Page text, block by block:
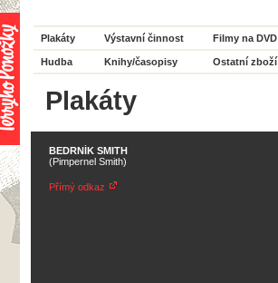
Plakáty Výstavní činnost Filmy na DVD
Hudba Knihy/časopisy Ostatní zboží
Plakáty
BEDRNÍK SMITH
(Pimpernel Smith)
Přímý odkaz